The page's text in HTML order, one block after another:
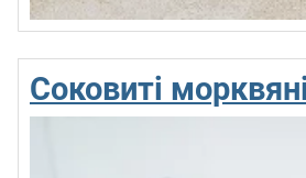
Соковиті